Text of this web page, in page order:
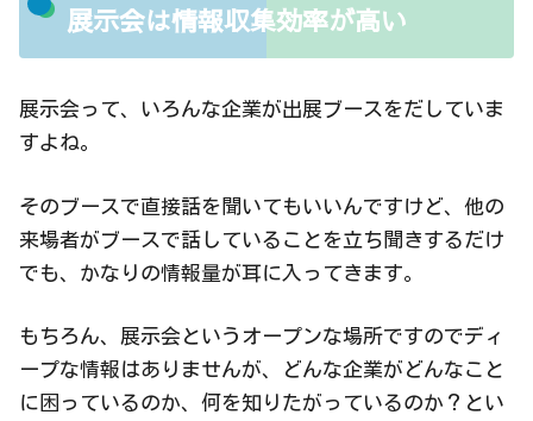
展示会は情報収集効率が高い
展示会って、いろんな企業が出展ブースをだしていま
すよね。
そのブースで直接話を聞いてもいいんですけど、他の
来場者がブースで話していることを立ち聞きするだけ
でも、かなりの情報量が耳に入ってきます。
もちろん、展示会というオープンな場所ですのでディ
ープな情報はありませんが、どんな企業がどんなこと
に困っているのか、何を知りたがっているのか？とい